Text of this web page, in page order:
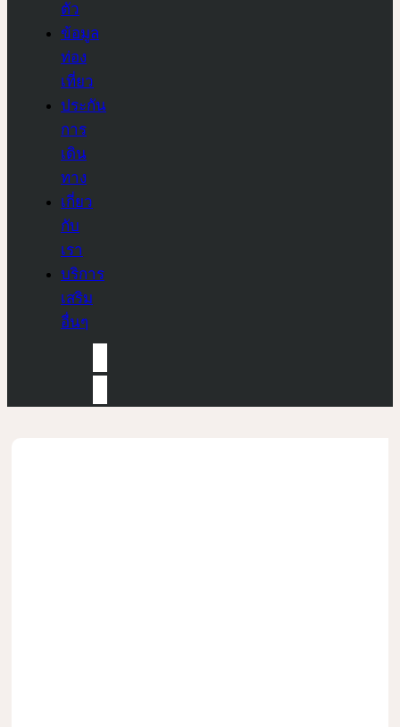
ตัว
ข้อมูล
ท่อง
เที่ยว
ประกัน
การ
เดิน
ทาง
เกี่ยว
กับ
เรา
บริการ
เสริม
อื่นๆ